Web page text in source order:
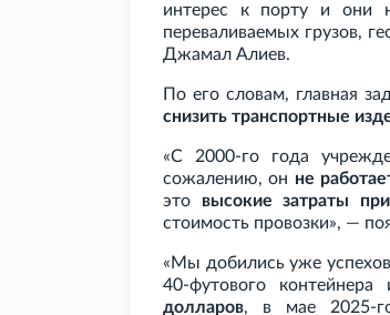
интерес к порту и они
переваливаемых грузов,
Джамал Алиев.
По его словам, главная
снизить транспортные
«С 2000-го года
сожалению, он не
это высокие затраты
стоимость провозки», —
«Мы добились уже
40-футового
долларов, в мае 2025-